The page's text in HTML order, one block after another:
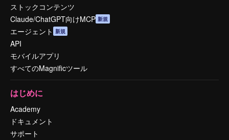
ストックコンテンツ
Claude/ChatGPT向けMCP 新規
エージェント 新規
API
モバイルアプリ
すべてのMagnificツール
はじめに
Academy
ドキュメント
サポート